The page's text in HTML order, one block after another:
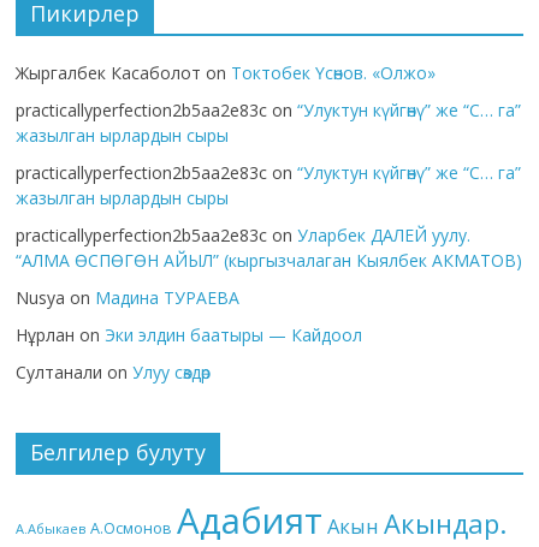
Пикирлер
Жыргалбек Касаболот on Токтобек Үсөнов. «Олжо»
practicallyperfection2b5aa2e83c on“Улуктун күйгөнү” же “С… га”
жазылган ырлардын сыры
practicallyperfection2b5aa2e83c on“Улуктун күйгөнү” же “С… га”
жазылган ырлардын сыры
practicallyperfection2b5aa2e83c onУларбек ДАЛЕЙ уулу.
“АЛМА ӨСПӨГӨН АЙЫЛ” (кыргызчалаган Кыялбек АКМАТОВ)
Nusya on Мадина ТУРАЕВА
Нұрлан on Эки элдин баатыры — Кайдоол
Султанали onУлуу сөздөр
Белгилер булуту
А.Абыкаев А.Осмонов Адабият Акын Акындар.